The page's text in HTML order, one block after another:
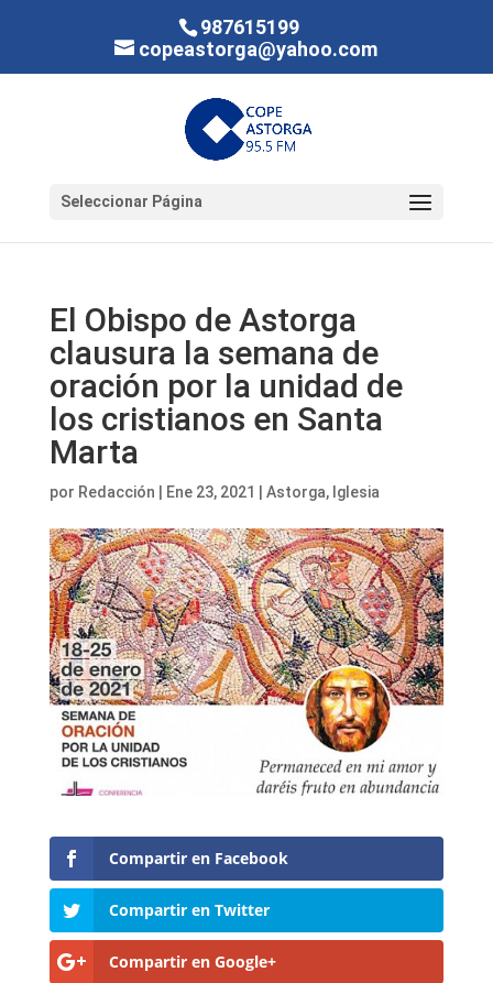
987615199
copeastorga@yahoo.com
Seleccionar Página
El Obispo de Astorga
clausura la semana de
oración por la unidad de
los cristianos en Santa
Marta
por Redacción Ene 23, 2021 Astorga, Iglesia
Compartir en Facebook
Compartir en Twitter
Compartir en Google+